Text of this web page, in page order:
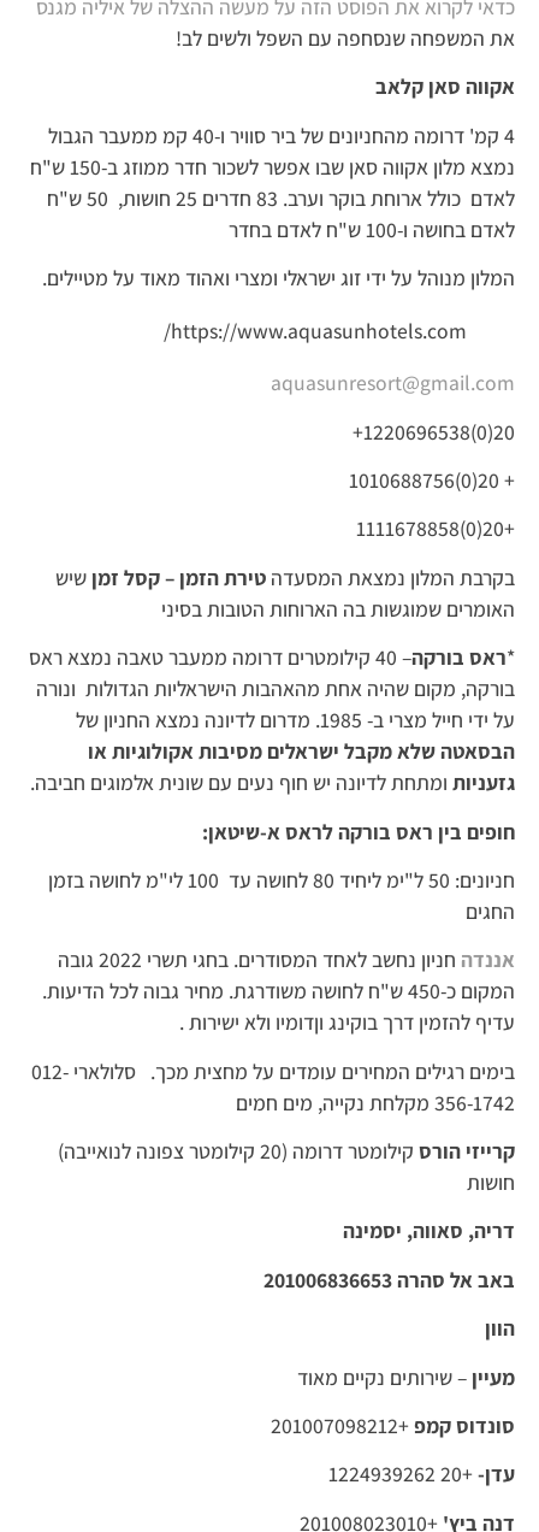
כדאי לקרוא את הפוסט הזה על מעשה ההצלה של איליה מגנס
את המשפחה שנסחפה עם השפל ולשים לב!
אקווה סאן קלאב
4 קמ' דרומה מהחניונים של ביר סוויר ו-40 קמ ממעבר הגבול
נמצא מלון אקווה סאן שבו אפשר לשכור חדר ממוזג ב-150 ש"ח
לאדם כולל ארוחת בוקר וערב. 83 חדרים 25 חושות, 50 ש"ח
לאדם בחושה ו-100 ש"ח לאדם בחדר
המלון מנוהל על ידי זוג ישראלי ומצרי ואהוד מאוד על מטיילים.
https://www.aquasunhotels.com/
aquasunresort@gmail.com
20(0)1220696538+
+ 20(0)1010688756
+20(0)1111678858
בקרבת המלון נמצאת המסעדה טירת הזמן – קסל זמן שיש
האומרים שמוגשות בה הארוחות הטובות בסיני
*ראס בורקה
– 40 קילומטרים דרומה ממעבר טאבה נמצא ראס
בורקה, מקום שהיה אחת מהאהבות הישראליות הגדולות ונורה
על ידי חייל מצרי ב- 1985. מדרום לדיונה נמצא החניון של
הבסאטה שלא מקבל ישראלים מסיבות אקולוגיות או
גזעניות ומתחת לדיונה יש חוף נעים עם שונית אלמוגים חביבה.
חופים בין ראס בורקה לראס א-שיטאן:
חניונים: 50 ל"ימ ליחיד 80 לחושה עד 100 לי"מ לחושה בזמן
החגים
אננדה
חניון נחשב לאחד המסודרים. בחגי תשרי 2022 גובה
המקום כ-450 ש"ח לחושה משודרגת. מחיר גבוה לכל הדיעות.
עדיף להזמין דרך בוקינג וןדומיו ולא ישירות .
בימים רגילים המחירים עומדים על מחצית מכך. סלולארי 012-
356-1742 מקלחת נקייה, מים חמים
קרייזי הורס
קילומטר דרומה (20 קילומטר צפונה לנואייבה)
חושות
דריה, סאווה, יסמינה
באב אל סהרה 201006836653
הוון
מעיין – שירותים נקיים מאוד
סונדוס קמפ+201007098212
עדן-+20 1224939262
דנה ביץ' +201008023010